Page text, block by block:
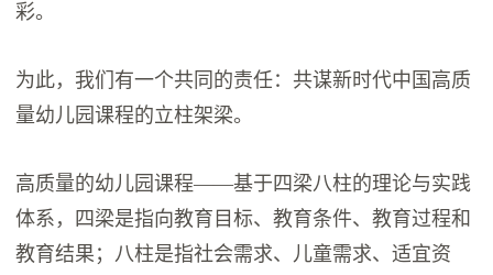
彩。
为此，我们有一个共同的责任：共谋新时代中国高质
量幼儿园课程的立柱架梁。
高质量的幼儿园课程——基于四梁八柱的理论与实践
体系，四梁是指向教育目标、教育条件、教育过程和
教育结果；八柱是指社会需求、儿童需求、适宜资